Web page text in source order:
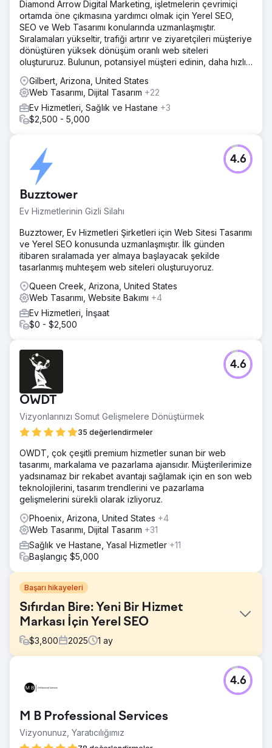
Diamond Arrow Digital Marketing, işletmelerin çevrimiçi
ortamda öne çıkmasına yardımcı olmak için Yerel SEO,
SEO ve Web Tasarımı konularında uzmanlaşmıştır.
Sıralamaları yükseltir, trafiği artırır ve ziyaretçileri müşteriye
dönüştüren yüksek dönüşüm oranlı web siteleri
oluştururuz. Bulunun, potansiyel müşteri edinin, daha hızlı
Gilbert, Arizona, United States
Web Tasarımı, Dijital Tasarım +22
Ev Hizmetleri, Sağlık ve Hastane +3
$2,500 - 5,000
Buzztower
Ev Hizmetlerinin Gizli Silahı
4.6
Buzztower, Ev Hizmetleri Şirketleri için Web Sitesi Tasarımı
ve Yerel SEO konusunda uzmanlaşmıştır. İlk günden
itibaren sıralamada yer almaya başlayacak şekilde
tasarlanmış muhteşem web siteleri oluşturuyoruz.
Queen Creek, Arizona, United States
Web Tasarımı, Website Bakımı +4
Ev Hizmetleri, İnşaat
$0 - $2,500
OWDT
Vizyonlarınızı Somut Gelişmelere Dönüştürmek
35 değerlendirmeler
4.6
OWDT, çok çeşitli premium hizmetler sunan bir web
tasarımı, markalama ve pazarlama ajansıdır. Müşterilerimize
yadsınamaz bir rekabet avantajı sağlamak için en son web
teknolojilerini, tasarım trendlerini ve pazarlama
gelişmelerini sürekli olarak izliyoruz.
Phoenix, Arizona, United States +4
Web Tasarımı, Dijital Tasarım +31
Sağlık ve Hastane, Yasal Hizmetler +11
Başlangıç $5,000
Başarı hikayeleri
Sıfırdan Bire: Yeni Bir Hizmet
Markası İçin Yerel SEO
$3,800 2025 1 ay
Müşteri, sıfır dijital varlıkla işe başladı. Web sitesi geçmişi
yoktu. Google İşletme Profili otoritesi yoktu. Geri
güven sinyalleri ve harita paketi görünürlüğüne sahip
yerleşik oyuncuların bulunduğu rekabetçi bir yerel hizmet
pazarına giriyorlardı. Sıfırdan başlamak, her rakibin bir
M B Professional Services
Vizyonunuz, Yaratıcılığımız
4.6